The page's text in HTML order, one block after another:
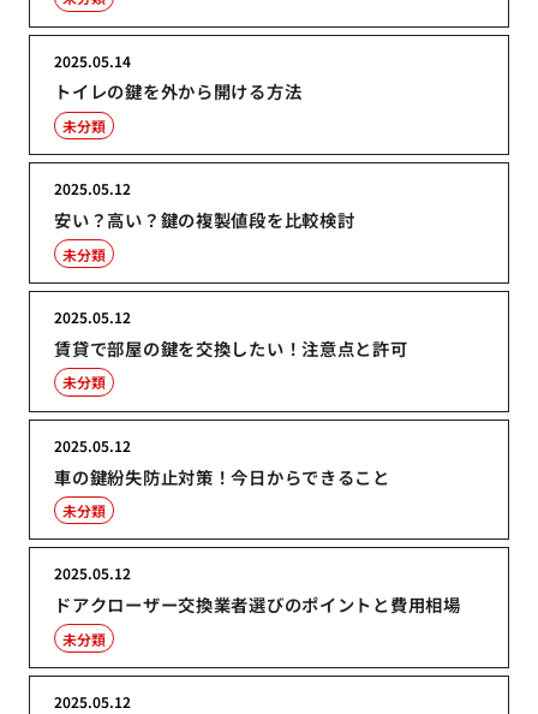
トイレの鍵を外から開ける方法
2025.05.14
未分類
安い？高い？鍵の複製値段を比較検討
2025.05.12
未分類
賃貸で部屋の鍵を交換したい！注意点と許可
2025.05.12
未分類
車の鍵紛失防止対策！今日からできること
2025.05.12
未分類
ドアクローザー交換業者選びのポイントと費用相場
2025.05.12
未分類
2025.05.12